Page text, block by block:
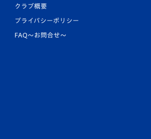
クラブ概要
プライバシーポリシー
FAQ〜お問合せ〜